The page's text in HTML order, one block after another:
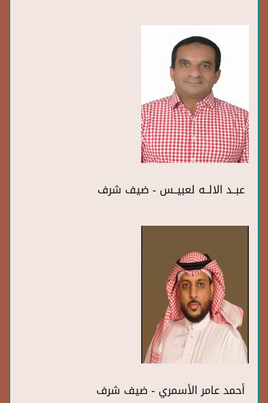
عبــد الالــه لعبيــس - ضيف شرف
أحمد عامر الأسمري - ضيف شرف